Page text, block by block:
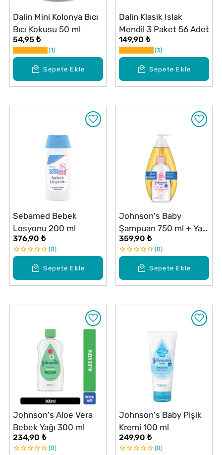
Sepete Ekle
Dalin Mini Kolonya Bıcı
Bıcı Kokusu 50 ml
54,95 ₺
1
Sepete Ekle
Dalin Klasik Islak
Mendil 3 Paket 56 Adet
149,90 ₺
3
Sepete Ekle
Sebamed Bebek
Losyonu 200 ml
376,90 ₺
0
Sepete Ekle
Johnson's Baby
Şampuan 750 ml + Yağ
200 ml Set
359,90 ₺
0
Johnson's Aloe Vera
Bebek Yağı 300 ml
234,90 ₺
0
Johnson's Baby Pişik
Kremi 100 ml
249,90 ₺
0